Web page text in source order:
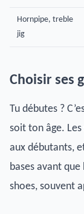
Hornpipe, treble
jig
Choisir ses
Tu débutes ?
soit ton âge.
aux débutants,
bases avant
shoes, souvent